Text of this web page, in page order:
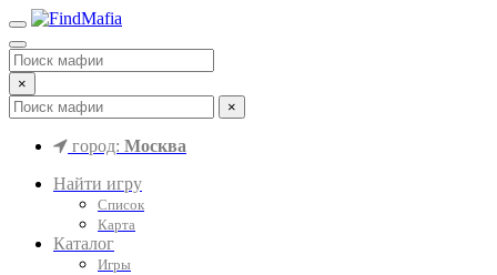
×
×
город: Москва
Найти игру
Список
Карта
Каталог
Игры